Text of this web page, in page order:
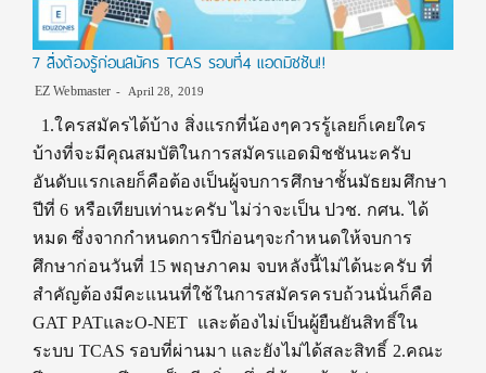
7 สิ่งต้องรู้ก่อนสมัคร TCAS รอบที่4 แอดมิชชัน!!
EZ Webmaster April 28, 2019
1.ใครสมัครได้บ้าง สิ่งแรกที่น้องๆควรรู้เลยก็เคยใคร
บ้างที่จะมีคุณสมบัติในการสมัครแอดมิชชันนะครับ
อันดับแรกเลยก็คือต้องเป็นผู้จบการศึกษาชั้นมัธยมศึกษา
ปีที่ 6 หรือเทียบเท่านะครับ ไม่ว่าจะเป็น ปวช. กศน. ได้
หมด ซึ่งจากกำหนดการปีก่อนๆจะกำหนดให้จบการ
ศึกษาก่อนวันที่ 15 พฤษภาคม จบหลังนี้ไม่ได้นะครับ ที่
สำคัญต้องมีคะแนนที่ใช้ในการสมัครครบถ้วนนั่นก็คือ
GAT PATและO-NET และต้องไม่เป็นผู้ยืนยันสิทธิ์ใน
ระบบ TCAS รอบที่ผ่านมา และยังไม่ได้สละสิทธิ์ 2.คณะ